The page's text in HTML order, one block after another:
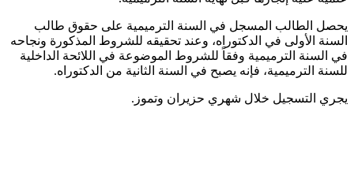
يحصل الطالب المسجل في السنة الترميمية على حقوق طالب
السنة الأولى في الدكتوراه، وعند تحقيقه للشروط المذكورة ونجاحه
في السنة الترميمية وفقاً للشروط الموضوعة في اللائحة الداخلية
للسنة الترميمية، فإنه يصبح في السنة الثانية من الدكتوراه.
يجري التسجيل خلال شهري حزيران وتموز.